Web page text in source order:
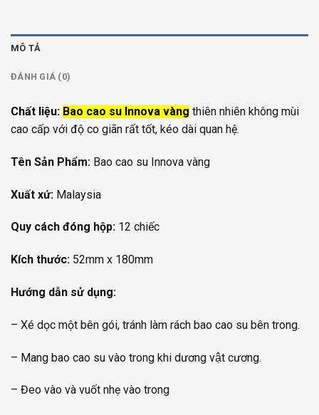
MÔ TẢ
ĐÁNH GIÁ (0)
Chất liệu: Bao cao su Innova vàng thiên nhiên không mùi
cao cấp với độ co giãn rất tốt, kéo dài quan hệ.
Tên Sản Phẩm: Bao cao su Innova vàng
Xuất xứ: Malaysia
Quy cách đóng hộp: 12 chiếc
Kích thước: 52mm x 180mm
Hướng dẫn sử dụng:
– Xé dọc một bên gói, tránh làm rách bao cao su bên trong.
– Mang bao cao su vào trong khi dương vật cương.
– Đeo vào và vuốt nhẹ vào trong